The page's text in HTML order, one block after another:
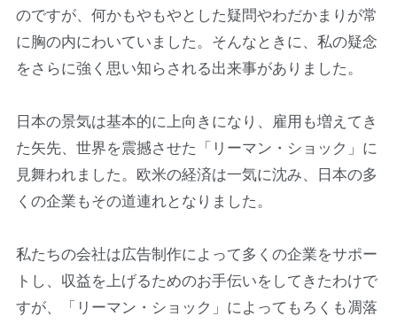
のですが、何かもやもやとした疑問やわだかまりが常
に胸の内にわいていました。そんなときに、私の疑念
をさらに強く思い知らされる出来事がありました。
日本の景気は基本的に上向きになり、雇用も増えてき
た矢先、世界を震撼させた「リーマン・ショック」に
見舞われました。欧米の経済は一気に沈み、日本の多
くの企業もその道連れとなりました。
私たちの会社は広告制作によって多くの企業をサポー
トし、収益を上げるためのお手伝いをしてきたわけで
すが、「リーマン・ショック」によってもろくも凋落